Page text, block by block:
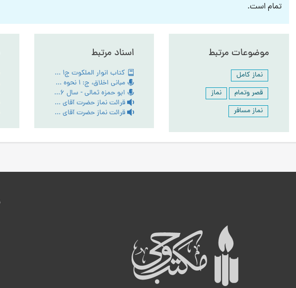
تمام است.
موضوعات مرتبط
نماز کامل
قصر وتمام
نماز
نماز مسافر
اسناد مرتبط
کتاب انوار الملکوت ج1 - PDF
مبانی اخلاق، ج: 1 نحوه گفتگوی بنده با پروردگار در نماز
ابو حمزه ثمالی - سال 1416 - ج9 - کیفیت ارتباط بنده با خدا و مقام ولایت
قرائت نماز حضرت آقای حداد 1
قرائت نماز حضرت آقای حداد 2